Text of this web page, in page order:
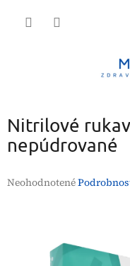
Nitrilové
nepúdrované
Priemerné
Neohodnotené